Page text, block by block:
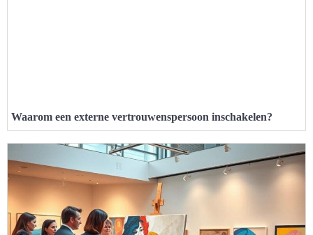
Waarom een externe vertrouwenspersoon inschakelen?